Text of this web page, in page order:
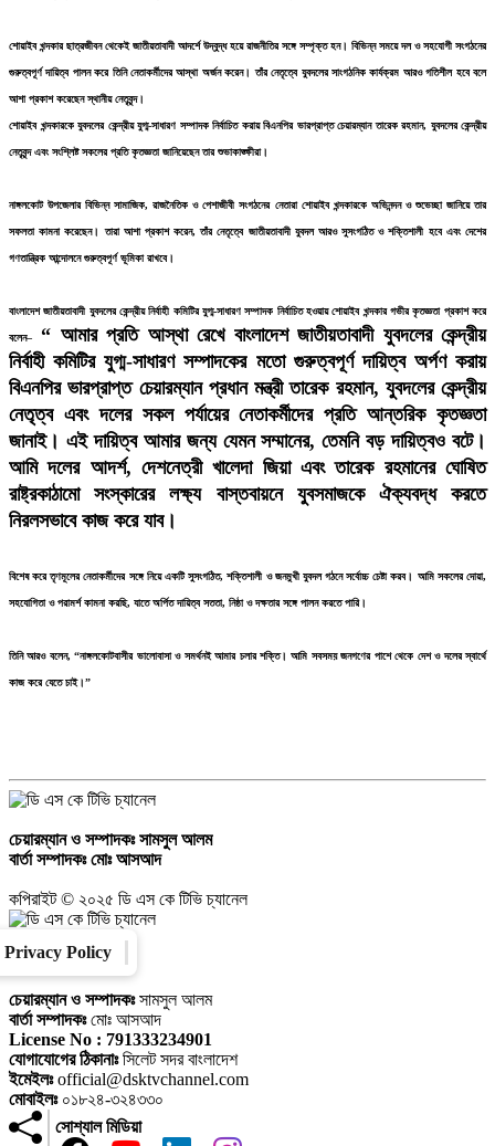
ক্ষমতার পালাবদলে বিএনপিও আগের সরকারের পথেই হাঁটছে: সারজিস আলম
১০
নোয়াখালীতে প্রবাসীর স্ত্রীকে পি'প্তল ঠেকিয়ে চাঁ'দাবাজি, গ্রেপ্তার-১
শোয়াইব খন্দকার ছাত্রজীবন থেকেই জাতীয়তাবাদী আদর্শে উদ্বুদ্ধ হয়ে রাজনীতির সঙ্গে সম্পৃক্ত হন। বিভিন্ন সময়ে দল ও সহযোগী সংগঠনের
গুরুত্বপূর্ণ দায়িত্ব পালন করে তিনি নেতাকর্মীদের আস্থা অর্জন করেন। তাঁর নেতৃত্বে যুবদলের সাংগঠনিক কার্যক্রম আরও গতিশীল হবে বলে
আশা প্রকাশ করেছেন স্থানীয় নেতৃবৃন্দ।
শোয়াইব খন্দকারকে যুবদলের কেন্দ্রীয় যুগ্ম-সাধারণ সম্পাদক নির্বাচিত করায় বিএনপির ভারপ্রাপ্ত চেয়ারম্যান তারেক রহমান, যুবদলের কেন্দ্রীয়
নেতৃবৃন্দ এবং সংশ্লিষ্ট সকলের প্রতি কৃতজ্ঞতা জানিয়েছেন তার শুভাকাঙ্ক্ষীরা।
নাঙ্গলকোট উপজেলার বিভিন্ন সামাজিক, রাজনৈতিক ও পেশাজীবী সংগঠনের নেতারা শোয়াইব খন্দকারকে অভিনন্দন ও শুভেচ্ছা জানিয়ে তার
সফলতা কামনা করেছেন। তারা আশা প্রকাশ করেন, তাঁর নেতৃত্বে জাতীয়তাবাদী যুবদল আরও সুসংগঠিত ও শক্তিশালী হবে এবং দেশের
গণতান্ত্রিক আন্দোলনে গুরুত্বপূর্ণ ভূমিকা রাখবে।
বাংলাদেশ জাতীয়তাবাদী যুবদলের কেন্দ্রীয় নির্বাহী কমিটির যুগ্ম-সাধারণ সম্পাদক নির্বাচিত হওয়ায় শোয়াইব খন্দকার গভীর কৃতজ্ঞতা প্রকাশ করে
বলেন–
“ আমার প্রতি আস্থা রেখে বাংলাদেশ জাতীয়তাবাদী যুবদলের কেন্দ্রীয়
নির্বাহী কমিটির যুগ্ম-সাধারণ সম্পাদকের মতো গুরুত্বপূর্ণ দায়িত্ব অর্পণ করায়
বিএনপির ভারপ্রাপ্ত চেয়ারম্যান প্রধান মন্ত্রী তারেক রহমান, যুবদলের কেন্দ্রীয়
নেতৃত্ব এবং দলের সকল পর্যায়ের নেতাকর্মীদের প্রতি আন্তরিক কৃতজ্ঞতা
জানাই। এই দায়িত্ব আমার জন্য যেমন সম্মানের, তেমনি বড় দায়িত্বও বটে।
আমি দলের আদর্শ, দেশনেত্রী খালেদা জিয়া এবং তারেক রহমানের ঘোষিত
রাষ্ট্রকাঠামো সংস্কারের লক্ষ্য বাস্তবায়নে যুবসমাজকে ঐক্যবদ্ধ করতে
নিরলসভাবে কাজ করে যাব।
বিশেষ করে তৃণমূলের নেতাকর্মীদের সঙ্গে নিয়ে একটি সুসংগঠিত, শক্তিশালী ও জনমুখী যুবদল গঠনে সর্বোচ্চ চেষ্টা করব। আমি সকলের দোয়া,
সহযোগিতা ও পরামর্শ কামনা করছি, যাতে অর্পিত দায়িত্ব সততা, নিষ্ঠা ও দক্ষতার সঙ্গে পালন করতে পারি।
তিনি আরও বলেন, “নাঙ্গলকোটবাসীর ভালোবাসা ও সমর্থনই আমার চলার শক্তি। আমি সবসময় জনগণের পাশে থেকে দেশ ও দলের স্বার্থে
কাজ করে যেতে চাই।”
চেয়ারম্যান ও সম্পাদকঃসামসুল আলম
বার্তা সম্পাদকঃমোঃ আসআদ
কপিরাইট © ২০২৫ ডি এস কে টিভি চ্যানেল
Privacy Policy
চেয়ারম্যান ও সম্পাদকঃসামসুল আলম
বার্তা সম্পাদকঃমোঃ আসআদ
License No : 791333234901
যোগাযোগের ঠিকানাঃসিলেট সদর বাংলাদেশ
ইমেইলঃofficial@dsktvchannel.com
মোবাইলঃ০১৮২৪-৩২৪৩৩০
সোশ্যাল মিডিয়া